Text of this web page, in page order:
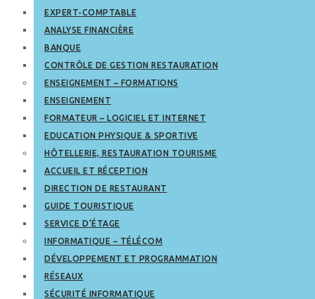
EXPERT-COMPTABLE
ANALYSE FINANCIÈRE
BANQUE
CONTRÔLE DE GESTION RESTAURATION
ENSEIGNEMENT – FORMATIONS
ENSEIGNEMENT
FORMATEUR – LOGICIEL ET INTERNET
EDUCATION PHYSIQUE & SPORTIVE
HÔTELLERIE, RESTAURATION TOURISME
ACCUEIL ET RÉCEPTION
DIRECTION DE RESTAURANT
GUIDE TOURISTIQUE
SERVICE D’ÉTAGE
INFORMATIQUE – TÉLÉCOM
DÉVELOPPEMENT ET PROGRAMMATION
RÉSEAUX
SÉCURITÉ INFORMATIQUE